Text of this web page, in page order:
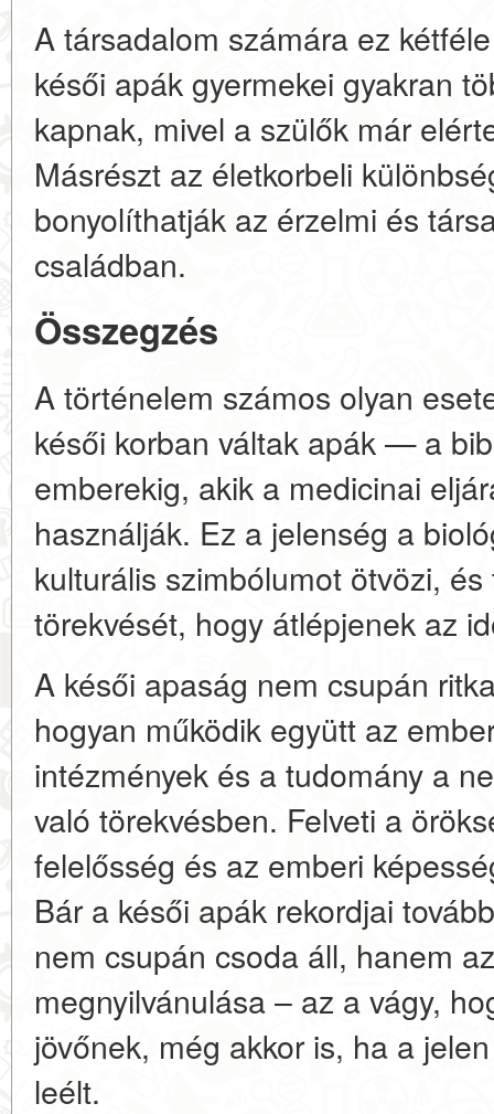
A társadalom számára ez
késői apák gyermekei gyakran
kapnak, mivel a szülők már
Másrészt az életkorbeli
bonyolíthatják az érzelmi és
családban.
Összegzés
A történelem számos olyan
késői korban váltak apák — a
emberekig, akik a medicinai
használják. Ez a jelenség a
kulturális szimbólumot ötvözi,
törekvését, hogy átlépjenek az
A késői apaság nem csupán
hogyan működik együtt az
intézmények és a tudomány a
való törekvésben. Felveti a
felelősség és az emberi
Bár a késői apák rekordjai
nem csupán csoda áll, hanem
megnyilvánulása – az a vágy,
jövőnek, még akkor is, ha a
leélt.